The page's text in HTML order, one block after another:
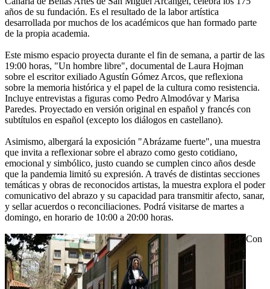
años de su fundación. Es el resultado de la labor artística
desarrollada por muchos de los académicos que han formado parte
de la propia academia.
Este mismo espacio proyecta durante el fin de semana, a partir de las
19:00 horas, "Un hombre libre", documental de Laura Hojman
sobre el escritor exiliado Agustín Gómez Arcos, que reflexiona
sobre la memoria histórica y el papel de la cultura como resistencia.
Incluye entrevistas a figuras como Pedro Almodóvar y Marisa
Paredes. Proyectado en versión original en español y francés con
subtítulos en español (excepto los diálogos en castellano).
Asimismo, albergará la exposición "Abrázame fuerte", una muestra
que invita a reflexionar sobre el abrazo como gesto cotidiano,
emocional y simbólico, justo cuando se cumplen cinco años desde
que la pandemia limitó su expresión. A través de distintas secciones
temáticas y obras de reconocidos artistas, la muestra explora el poder
comunicativo del abrazo y su capacidad para transmitir afecto, sanar,
y sellar acuerdos o reconciliaciones. Podrá visitarse de martes a
domingo, en horario de 10:00 a 20:00 horas.
Con